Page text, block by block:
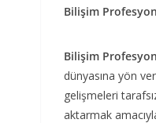
Bilişim
Bilişim
dünyasına yön
gelişmeleri
aktarmak